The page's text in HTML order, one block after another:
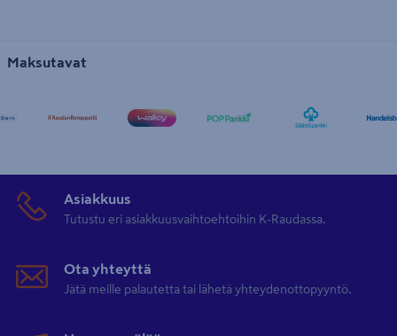
Maksutavat
Asiakkuus
Tutustu eri asiakkuusvaihtoehtoihin K-Raudassa.
Ota yhteyttä
Jätä meille palautetta tai lähetä yhteydenottopyyntö.